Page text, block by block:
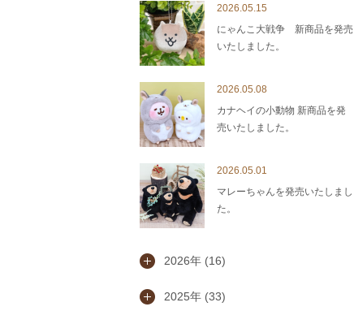
2026.05.15
にゃんこ大戦争 新商品を発売
いたしました。
2026.05.08
カナヘイの小動物 新商品を発
売いたしました。
2026.05.01
マレーちゃんを発売いたしまし
た。
2026年 (16)
2025年 (33)